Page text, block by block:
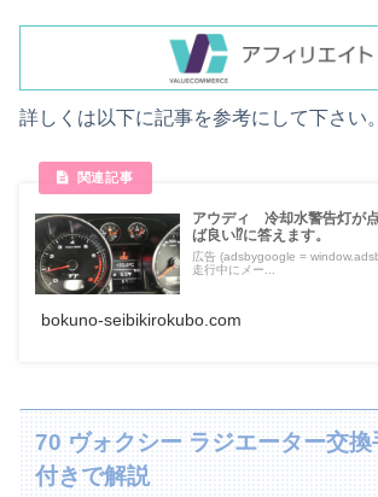
詳しくは以下に記事を参考にして下さい。
アウディ 冷却水警告灯が
ば良い⁉に答えます。
広告 (adsbygoogle =
走行中にメー...
bokuno-seibikirokubo.com
70 ヴォクシー ラジエーター交換
付きで解説